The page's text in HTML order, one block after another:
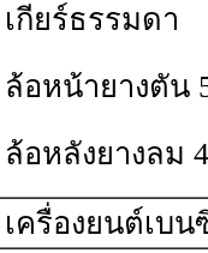
เกียร์ธรรมดา
ล้อหน้ายางตัน
ล้อหลังยางลม
เครื่องยนต์เบน